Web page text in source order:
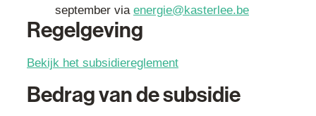
september via energie@kasterlee.be
Regelgeving
Bekijk het subsidiereglement
Bedrag van de subsidie